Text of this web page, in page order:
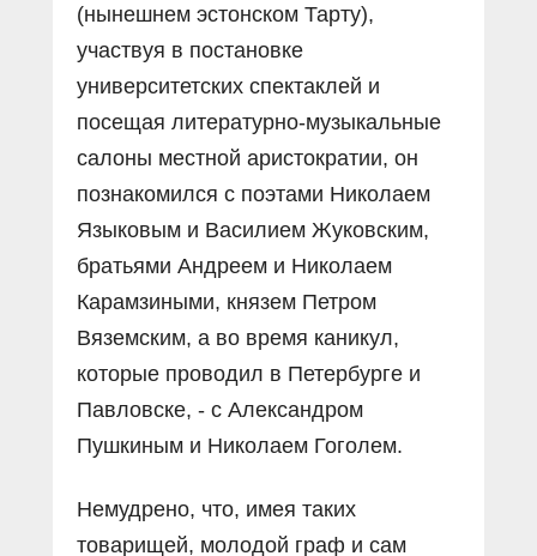
(нынешнем эстонском Тарту),
участвуя в постановке
университетских спектаклей и
посещая литературно-музыкальные
салоны местной аристократии, он
познакомился с поэтами Николаем
Языковым и Василием Жуковским,
братьями Андреем и Николаем
Карамзиными, князем Петром
Вяземским, а во время каникул,
которые проводил в Петербурге и
Павловске, - с Александром
Пушкиным и Николаем Гоголем.
Немудрено, что, имея таких
товарищей, молодой граф и сам